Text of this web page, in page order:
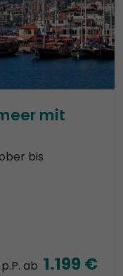
mit
bis
p.P. ab 1.199 €